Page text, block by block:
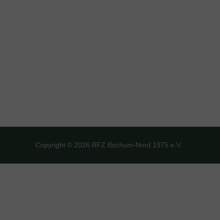
Copyright © 2026 RFZ Bochum-Nord 1975 e.V.